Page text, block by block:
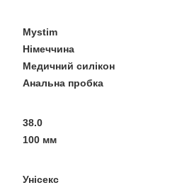
Mystim
Німеччина
Медичний силікон
Анальна пробка
38.0
100 мм
Унісекс